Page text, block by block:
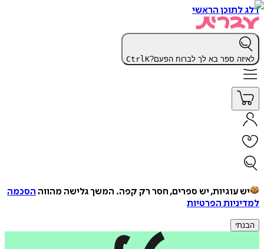
דלג לתוכן הראשי
לאיזה ספר בא לך לברוח הפעם? CtrlK
יש עוגיות, יש ספרים, חסר רק קפה. המשך גלישה מהווה הסכמה
למדיניות הפרטיות
הבנתי